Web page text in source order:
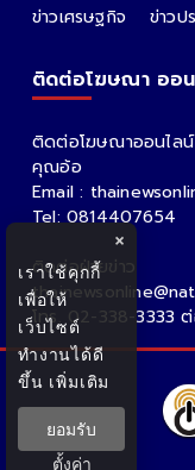
ข่าวเศรษฐกิจ
ข่าวป
ติดต่อโฆษณา ออ
ติดต่อโฆษณาออนไลน์
คุณอ้อ
Email :
Tel: 0814407654
ติดต่อฝ่ายข่าว
โทร. 02-338-3333
×
เราใช้คุกกี้
เพื่อให้
เว็บไซต์
ทำงานได้ดี
ขึ้น เพิ่มเติม
ยอมรับ
ตั้งค่า